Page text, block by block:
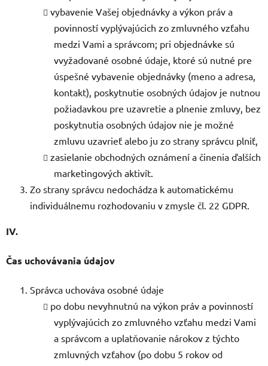
vybavenie Vašej objednávky a výkon práv a
povinností vyplývajúcich zo zmluvného vzťahu
medzi Vami a správcom; pri objednávke sú
vvyžadované osobné údaje, ktoré sú nutné pre
úspešné vybavenie objednávky (meno a adresa,
kontakt), poskytnutie osobných údajov je nutnou
požiadavkou pre uzavretie a plnenie zmluvy, bez
poskytnutia osobných údajov nie je možné
zmluvu uzavrieť alebo ju zo strany správcu plniť,
zasielanie obchodných oznámení a činenia ďalších
marketingových aktivít.
Zo strany správcu nedochádza k automatickému
individuálnemu rozhodovaniu v zmysle čl. 22 GDPR.
IV.
Čas uchovávania údajov
Správca uchováva osobné údaje
po dobu nevyhnutnú na výkon práv a povinností
vyplývajúcich zo zmluvného vzťahu medzi Vami
a správcom a uplatňovanie nárokov z týchto
zmluvných vzťahov (po dobu 5 rokov od